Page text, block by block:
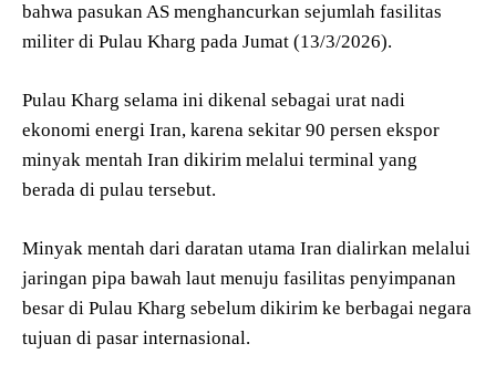
bahwa pasukan AS menghancurkan sejumlah fasilitas
militer di Pulau Kharg pada Jumat (13/3/2026).
Pulau Kharg selama ini dikenal sebagai urat nadi
ekonomi energi Iran, karena sekitar 90 persen ekspor
minyak mentah Iran dikirim melalui terminal yang
berada di pulau tersebut.
Minyak mentah dari daratan utama Iran dialirkan melalui
jaringan pipa bawah laut menuju fasilitas penyimpanan
besar di Pulau Kharg sebelum dikirim ke berbagai negara
tujuan di pasar internasional.